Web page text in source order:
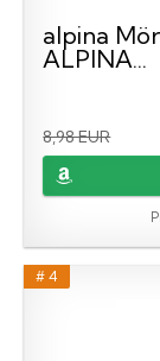
alpina
ALPINA...
8,98 EUR
# 4